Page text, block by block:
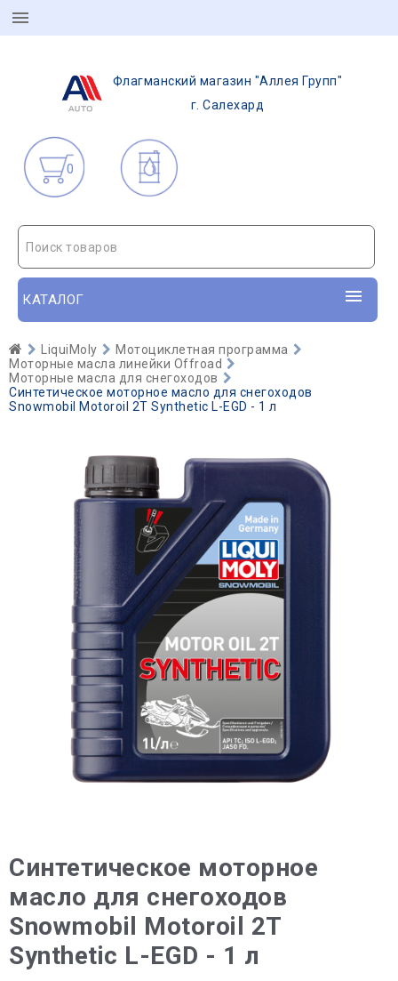
Флагманский магазин "Аллея Групп"
г. Салехард
0
Поиск товаров
КАТАЛОГ
LiquiMoly
Мотоциклетная программа
Моторные масла линейки Offroad
Моторные масла для снегоходов
Синтетическое моторное масло для снегоходов
Snowmobil Motoroil 2T Synthetic L-EGD - 1 л
Синтетическое моторное
масло для снегоходов
Snowmobil Motoroil 2T
Synthetic L-EGD - 1 л